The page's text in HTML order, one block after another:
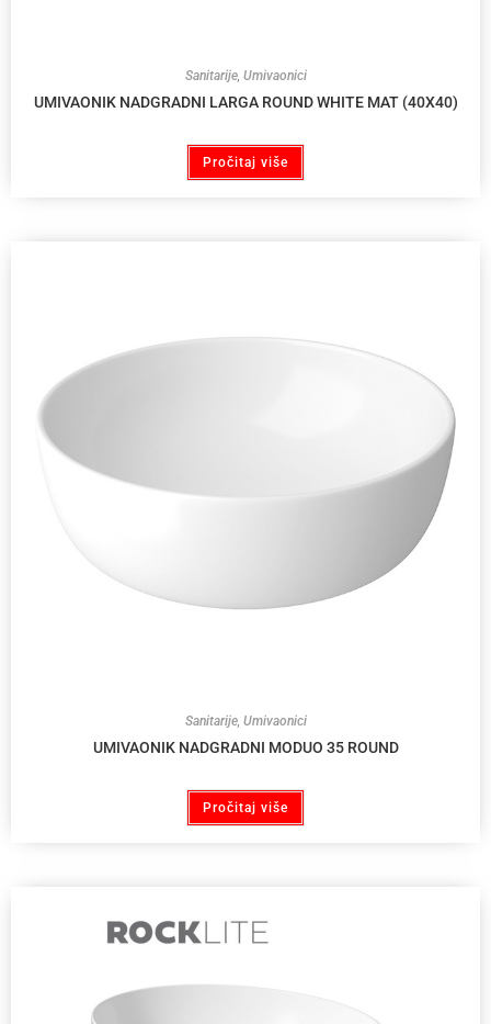
Sanitarije, Umivaonici
UMIVAONIK NADGRADNI LARGA ROUND WHITE MAT (40X40)
Pročitaj više
Sanitarije, Umivaonici
UMIVAONIK NADGRADNI MODUO 35 ROUND
Pročitaj više